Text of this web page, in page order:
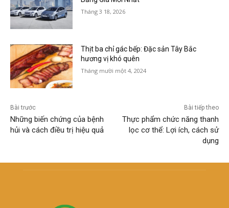
Tháng 3 18, 2026
Thịt ba chỉ gác bếp: Đặc sản Tây Bắc
hương vị khó quên
Tháng mười một 4, 2024
Bài trước
Những biến chứng của bệnh
hủi và cách điều trị hiệu quả
Bài tiếp theo
Thực phẩm chức năng thanh
lọc cơ thể: Lợi ích, cách sử
dụng